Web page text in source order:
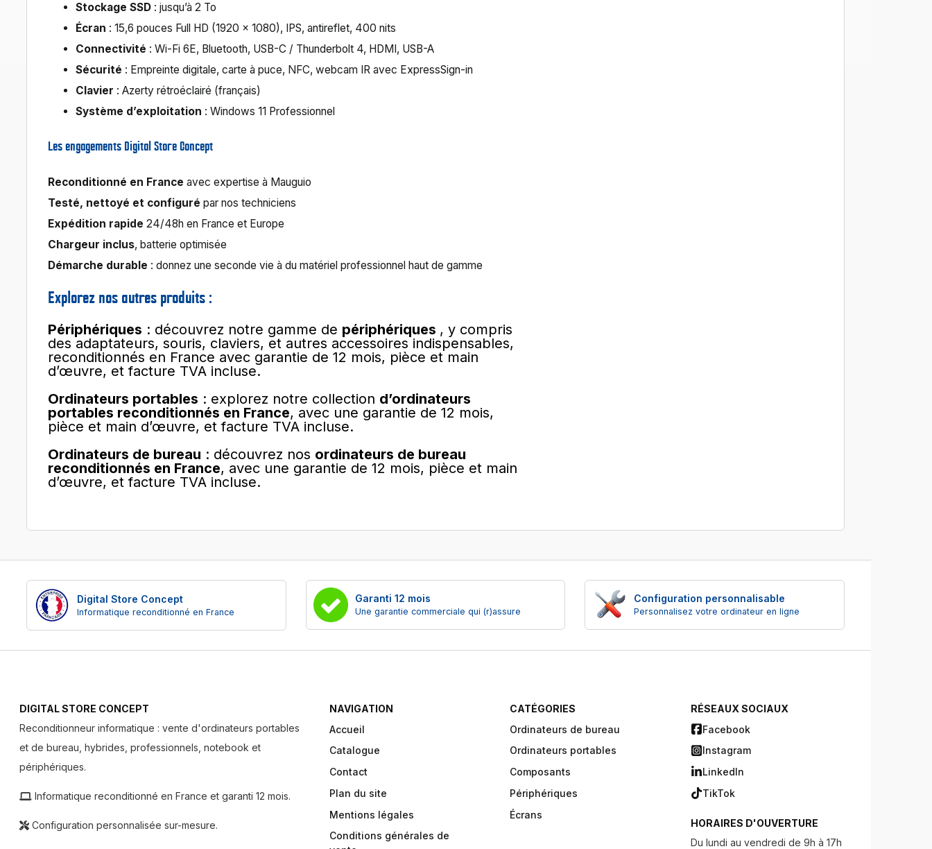
Stockage SSD : jusqu’à 2 To
Écran : 15,6 pouces Full HD (1920 x 1080), IPS, antireflet, 400 nits
Connectivité : Wi-Fi 6E, Bluetooth, USB-C / Thunderbolt 4, HDMI, USB-A
Sécurité : Empreinte digitale, carte à puce, NFC, webcam IR avec ExpressSign-in
Clavier : Azerty rétroéclairé (français)
Système d’exploitation : Windows 11 Professionnel
Les engagements Digital Store Concept
Reconditionné en France avec expertise à Mauguio
Testé, nettoyé et configuré par nos techniciens
Expédition rapide 24/48h en France et Europe
Chargeur inclus, batterie optimisée
Démarche durable : donnez une seconde vie à du matériel professionnel haut de gamme
Explorez nos autres produits :
Périphériques : découvrez notre gamme de périphériques , y compris
des adaptateurs, souris, claviers, et autres accessoires indispensables,
reconditionnés en France avec garantie de 12 mois, pièce et main
d’œuvre, et facture TVA incluse.
Ordinateurs portables : explorez notre collection d’ordinateurs
portables reconditionnés en France, avec une garantie de 12 mois,
pièce et main d’œuvre, et facture TVA incluse.
Ordinateurs de bureau : découvrez nos ordinateurs de bureau
reconditionnés en France, avec une garantie de 12 mois, pièce et main
d’œuvre, et facture TVA incluse.
Digital Store Concept
Informatique reconditionné en France
Garanti 12 mois
Une garantie commerciale qui (r)assure
Configuration personnalisable
Personnalisez votre ordinateur en ligne
DIGITAL STORE CONCEPT
Reconditionneur informatique : vente d'ordinateurs portables
et de bureau, hybrides, professionnels, notebook et
périphériques.
Informatique reconditionné en France et garanti 12 mois.
Configuration personnalisée sur-mesure.
NAVIGATION
Accueil
Catalogue
Contact
Plan du site
Mentions légales
Conditions générales de
CATÉGORIES
Ordinateurs de bureau
Ordinateurs portables
Composants
Périphériques
Écrans
RÉSEAUX SOCIAUX
Facebook
Instagram
LinkedIn
TikTok
HORAIRES D'OUVERTURE
Du lundi au vendredi de 9h à 17h